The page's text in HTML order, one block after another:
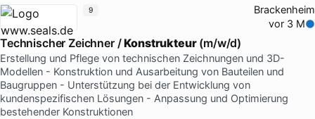
Brackenheim
vor 3 M
Technischer Zeichner /Konstrukteur(m/w/d)
Erstellung und Pflege von technischen Zeichnungen und 3D-
Modellen - Konstruktion und Ausarbeitung von Bauteilen und
Baugruppen - Unterstützung bei der Entwicklung von
kundenspezifischen Lösungen - Anpassung und Optimierung
bestehender Konstruktionen
9